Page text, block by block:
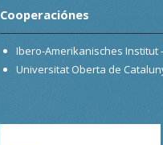
Cooperaciónes
Ibero-Amerikanisches Institut
Universitat Oberta de